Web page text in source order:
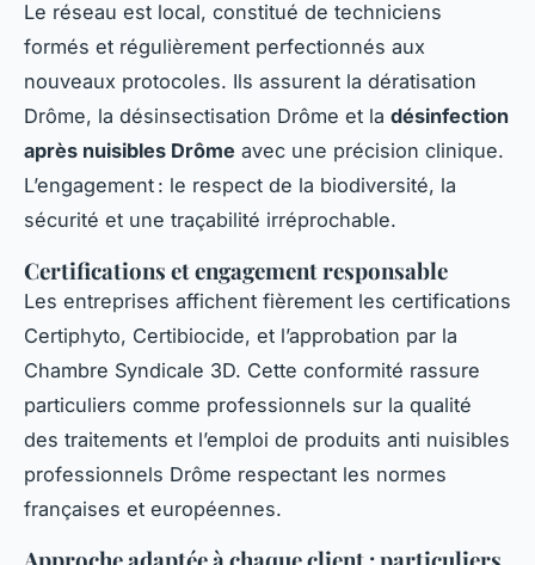
Le réseau est local, constitué de techniciens
formés et régulièrement perfectionnés aux
nouveaux protocoles. Ils assurent la dératisation
Drôme, la désinsectisation Drôme et la désinfection
après nuisibles Drôme avec une précision clinique.
L’engagement : le respect de la biodiversité, la
sécurité et une traçabilité irréprochable.
Certifications et engagement responsable
Les entreprises affichent fièrement les certifications
Certiphyto, Certibiocide, et l’approbation par la
Chambre Syndicale 3D. Cette conformité rassure
particuliers comme professionnels sur la qualité
des traitements et l’emploi de produits anti nuisibles
professionnels Drôme respectant les normes
françaises et européennes.